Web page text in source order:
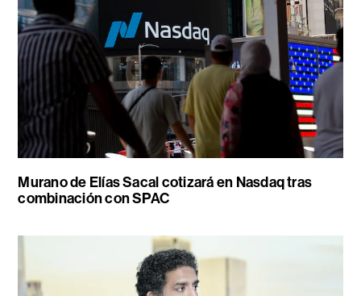
Murano de Elías Sacal cotizará en Nasdaq tras
combinación con SPAC